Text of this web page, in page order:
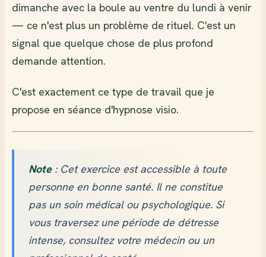
dimanche avec la boule au ventre du lundi à venir
— ce n'est plus un problème de rituel. C'est un
signal que quelque chose de plus profond
demande attention.
C'est exactement ce type de travail que je
propose en séance d'hypnose visio.
Note: Cet exercice est accessible à toute
personne en bonne santé. Il ne constitue
pas un soin médical ou psychologique. Si
vous traversez une période de détresse
intense, consultez votre médecin ou un